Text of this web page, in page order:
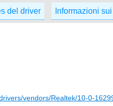
del driver Informazioni
vendors/Realtek/10-0-